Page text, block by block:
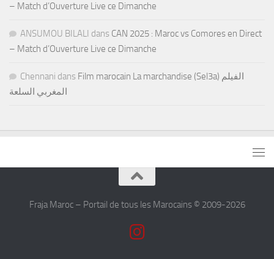
– Match d’Ouverture Live ce Dimanche
ANSUMOU BILALI dans CAN 2025 : Maroc vs Comores en Direct
– Match d’Ouverture Live ce Dimanche
Chennani dans Film marocain La marchandise (Sel3a) الفيلم
المغربي السلعة
Fraja Maroc – Portail de tous les Marocains © 2009-2026